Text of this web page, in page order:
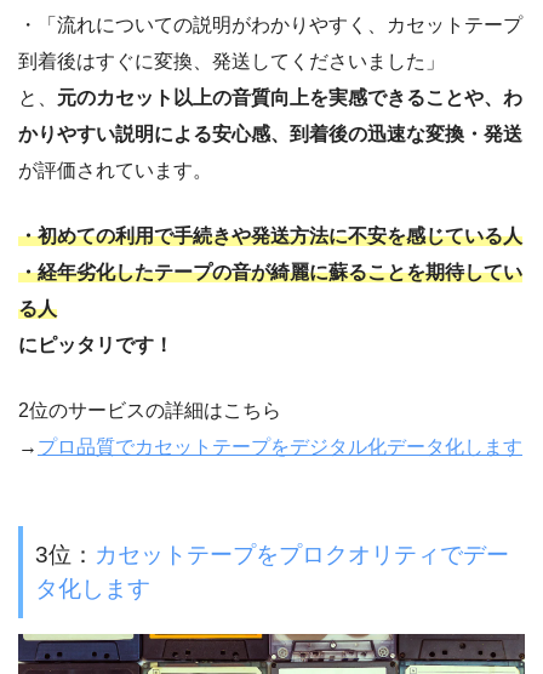
・「流れについての説明がわかりやすく、カセットテープ
到着後はすぐに変換、発送してくださいました」
と、 元のカセット以上の音質向上を実感できることや、わ
かりやすい説明による安心感、到着後の迅速な変換・発送
が評価されています。
・初めての利用で手続きや発送方法に不安を感じている人
・経年劣化したテープの音が綺麗に蘇ることを期待してい
る人
にピッタリです！
2位のサービスの詳細はこちら
→ プロ品質でカセットテープをデジタル化データ化します
3位： カセットテープをプロクオリティでデー
タ化します